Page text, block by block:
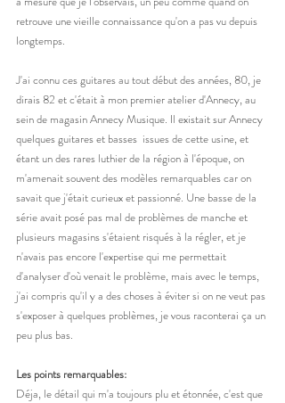
retrouve une vieille connaissance qu'on a pas vu depuis
longtemps.
J'ai connu ces guitares au tout début des années, 80, je
dirais 82 et c'était à mon premier atelier d'Annecy, au
sein de magasin Annecy Musique. Il existait sur Annecy
quelques guitares et basses  issues de cette usine, et
étant un des rares luthier de la région à l'époque, on
m'amenait souvent des modèles remarquables car on
savait que j'était curieux et passionné. Une basse de la
série avait posé pas mal de problèmes de manche et
plusieurs magasins s'étaient risqués à la régler, et je
n'avais pas encore l'expertise qui me permettait
d'analyser d'où venait le problème, mais avec le temps,
j'ai compris qu'il y a des choses à éviter si on ne veut pas
s'exposer à quelques problèmes, je vous raconterai ça un
peu plus bas.
Les points remarquables:
Déja, le détail qui m'a toujours plu et étonnée, c'est que